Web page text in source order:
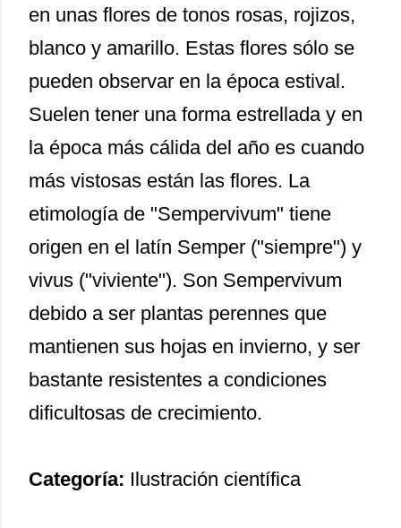
en unas flores de tonos rosas, rojizos,
blanco y amarillo. Estas flores sólo se
pueden observar en la época estival.
Suelen tener una forma estrellada y en
la época más cálida del año es cuando
más vistosas están las flores. La
etimología de "Sempervivum" tiene
origen en el latín Semper ("siempre") y
vivus ("viviente"). Son Sempervivum
debido a ser plantas perennes que
mantienen sus hojas en invierno, y ser
bastante resistentes a condiciones
dificultosas de crecimiento.
Categoría: Ilustración científica